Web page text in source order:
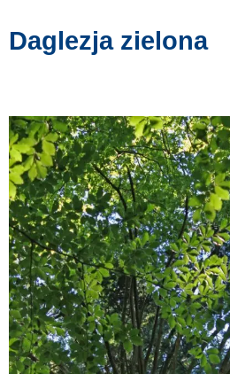
Daglezja zielona